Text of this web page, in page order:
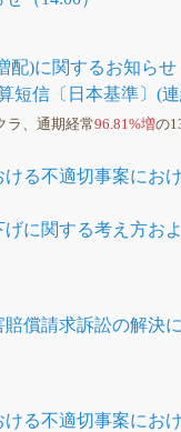
配)に関するお知らせ
短信〔日本基準〕(連
ラ、通期経常96.81%増の
る不適切事案にお
に関する考え方お
賠償請求訴訟の解決
る不適切事案にお